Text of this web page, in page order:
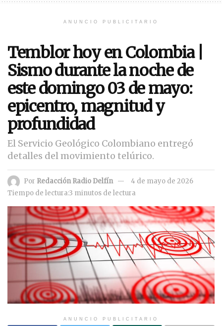
ANUNCIO PUBLICITARIO
Temblor hoy en Colombia |
Sismo durante la noche de
este domingo 03 de mayo:
epicentro, magnitud y
profundidad
El Servicio Geológico Colombiano entregó
detalles del movimiento telúrico.
Por Redacción Radio Delfín
4 de mayo de 2026
Tiempo de lectura:3 minutos de lectura
ANUNCIO PUBLICITARIO